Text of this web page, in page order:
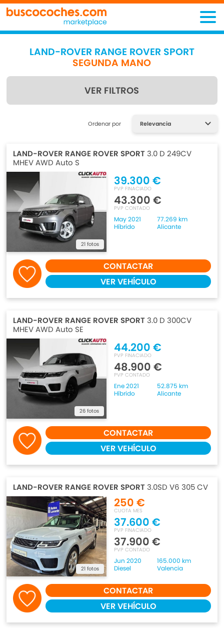
LAND-ROVER RANGE ROVER SPORT
SEGUNDA MANO
VER FILTROS
Encuentra lo que estás
Ordenar por
LAND-ROVER RANGE ROVER SPORT 3.0 D 249CV
MHEV AWD Auto S
21 fotos
39.300 €
PVP FINACIADO
43.300 €
PVP CONTADO
May 2021
77.269 km
Híbrido
Alicante
CONTACTAR
VER VEHÍCULO
LAND-ROVER RANGE ROVER SPORT 3.0 D 300CV
MHEV AWD Auto SE
26 fotos
44.200 €
PVP FINACIADO
48.900 €
PVP CONTADO
Ene 2021
52.875 km
Híbrido
Alicante
CONTACTAR
VER VEHÍCULO
LAND-ROVER RANGE ROVER SPORT 3.0SD V6 305 CV
21 fotos
250 €
CUOTA MES
37.600 €
PVP FINACIADO
37.900 €
PVP CONTADO
Jun 2020
165.000 km
Diesel
Valencia
CONTACTAR
VER VEHÍCULO